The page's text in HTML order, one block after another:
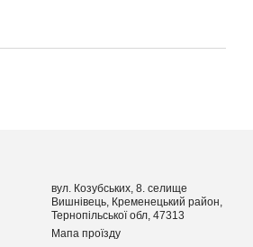
вул. Козубських, 8. селище
Вишнівець, Кременецький район,
Тернопільської обл, 47313
Мапа проїзду